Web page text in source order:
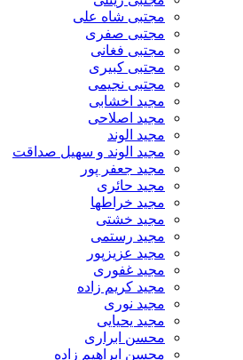
مجتبی شاه علی
مجتبی صفری
مجتبی فغانی
مجتبی کبیری
مجتبی نجیمی
مجید اخشابی
مجید اصلاحی
مجید الوند‎
مجید الوند و سهیل صداقت
مجید جعفر پور
مجید حائری
مجید خراطها
مجید خشتی
مجید رستمی
مجید عزیزپور
مجید غفوری
مجید کریم زاده
مجید نوری
مجید یحیایی
محسن ابراری
محسن ابراهیم زاده